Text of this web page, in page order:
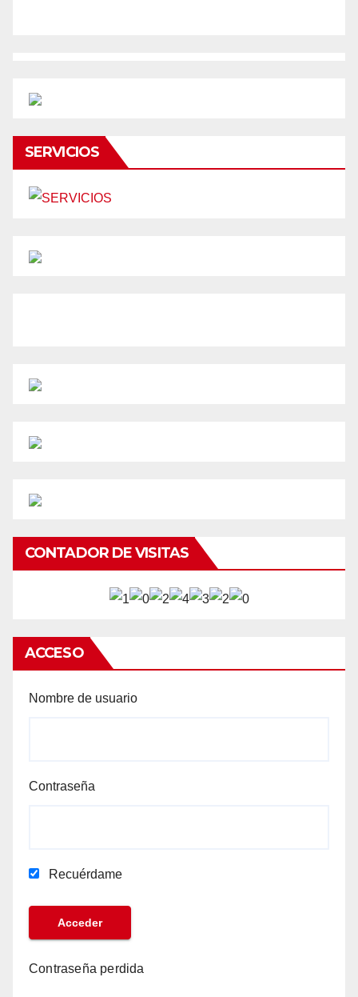
SERVICIOS
CONTADOR DE VISITAS
ACCESO
Nombre de usuario
Contraseña
Recuérdame
Contraseña perdida